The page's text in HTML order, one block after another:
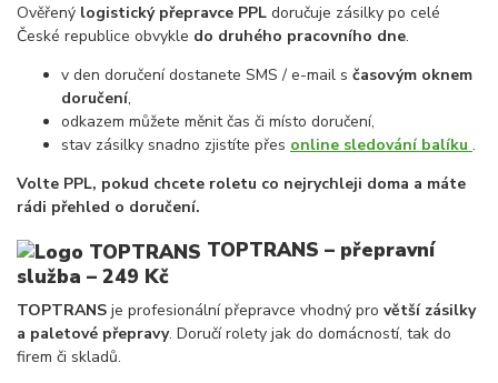
Ověřený logistický přepravce PPL doručuje zásilky po celé
České republice obvykle do druhého pracovního dne.
v den doručení dostanete SMS / e-mail s časovým oknem
doručení,
odkazem můžete měnit čas či místo doručení,
stav zásilky snadno zjistíte přes online sledování balíku .
Volte PPL, pokud chcete roletu co nejrychleji doma a máte
rádi přehled o doručení.
TOPTRANS – přepravní
služba – 249 Kč
TOPTRANS je profesionální přepravce vhodný pro větší zásilky
a paletové přepravy. Doručí rolety jak do domácností, tak do
firem či skladů.